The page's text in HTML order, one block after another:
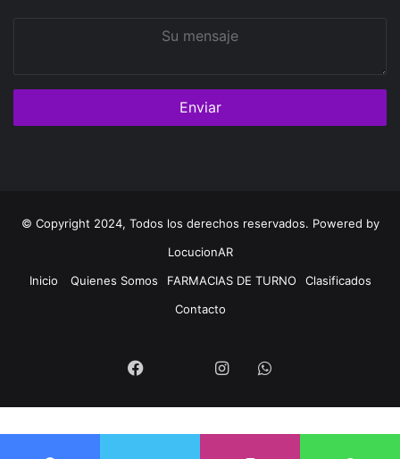
© Copyright 2024, Todos los derechos reservados. Powered by
LocucionAR
Inicio
Quienes Somos FARMACIAS DE TURNO
Clasificados
Contacto
Facebook InstagramWhatsapp